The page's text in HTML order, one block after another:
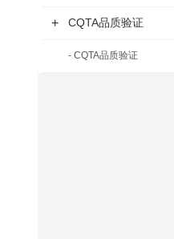
+ CQTA品质验证
- CQTA品质验证